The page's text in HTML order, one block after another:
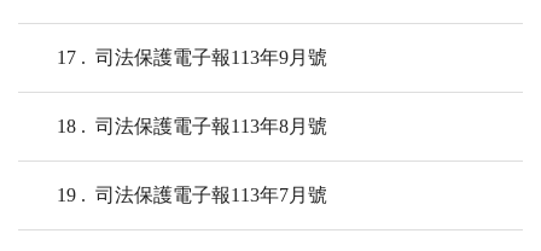
17 司法保護電子報113年9月號
18 司法保護電子報113年8月號
19 司法保護電子報113年7月號